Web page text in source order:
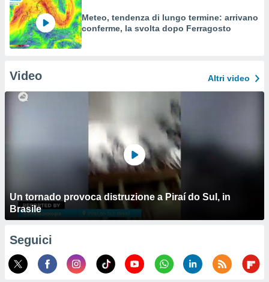
Meteo, tendenza di lungo termine: arrivano
conferme, la svolta dopo Ferragosto
Video Altri video
Un tornado provoca distruzione a Piraí do Sul, in
Brasile
Seguici